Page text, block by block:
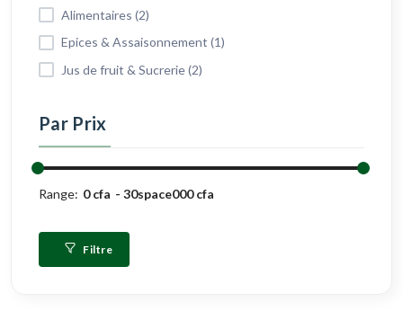
Alimentaires (2)
Epices & Assaisonnement (1)
Jus de fruit & Sucrerie (2)
Par Prix
Range: 0 cfa 30space000 cfa
Filtre